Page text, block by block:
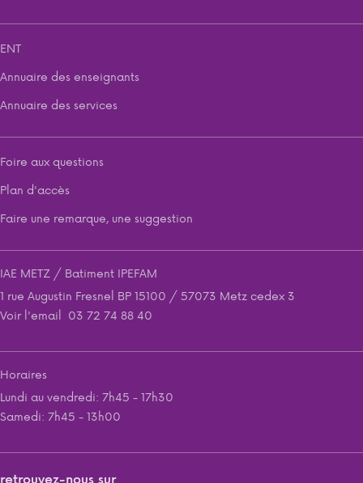
ENT
Annuaire des enseignants
Annuaire des services
Foire aux questions
Plan d'accès
Faire une remarque, une suggestion
IAE METZ / Batiment IPEFAM
1 rue Augustin Fresnel BP 15100 / 57073 Metz cedex 3
Voir l'email 03 72 74 88 40
Horaires
Lundi au vendredi: 7h45 - 17h30
Samedi: 7h45 - 13h00
retrouvez-nous sur